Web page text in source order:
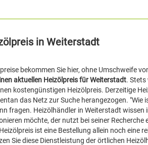
in Weiterstadt
bekommen Sie hier, ohne Umschweife
aktuellen Heizölpreis für Weiterstadt. Stets
kostengünstigen Heizölpreis. Derzeitige
das Netz zur Suche herangezogen. "Wie
fragen. Heizölhändler in Weiterstadt
möchte, der nutzt bei seiner Recherche
ist eine Bestellung allein noch eine
Sie diese Dienstleistung der örtlichen